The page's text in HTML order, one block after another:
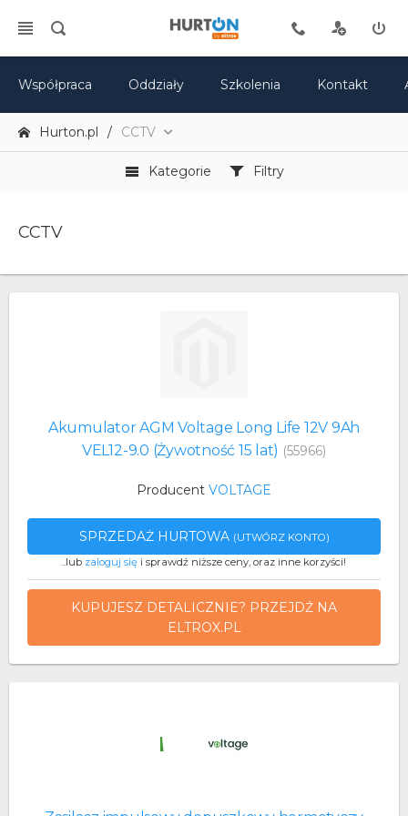
Współpraca Oddziały Szkolenia Kontakt
Hurton.pl CCTV
Kategorie Filtry
CCTV
Akumulator AGM Voltage Long Life 12V 9Ah
VEL12-9.0 (Żywotność 15 lat) (55966)
Producent VOLTAGE
SPRZEDAŻ HURTOWA (UTWÓRZ KONTO)
..lub zaloguj się i sprawdź niższe ceny, oraz inne korzyści!
KUPUJESZ DETALICZNIE? PRZEJDŹ NA
ELTROX.PL